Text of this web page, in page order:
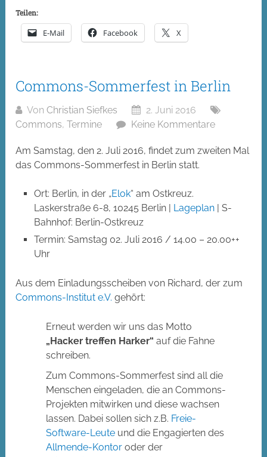
Teilen:
E-Mail Facebook X
Commons-Sommerfest in Berlin
VonChristian Siefkes
2. Juni 2016
Commons,Termine Keine Kommentare
Am Samstag, den 2. Juli 2016, findet zum zweiten Mal
das Commons-Sommerfest in Berlin statt.
Ort: Berlin, in der „Elok“ am Ostkreuz.
Laskerstraße 6-8, 10245 Berlin | Lageplan| S-
Bahnhof: Berlin-Ostkreuz
Termin: Samstag 02. Juli 2016 / 14.00 – 20.00++
Uhr
Aus dem Einladungsscheiben von Richard, der zum
Commons-Institut e.V. gehört:
Erneut werden wir uns das Motto
„Hacker treffen Harker“ auf die Fahne
schreiben.
Zum Commons-Sommerfest sind all die
Menschen eingeladen, die an Commons-
Projekten mitwirken und diese wachsen
lassen. Dabei sollen sich z.B. Freie-
Software-Leute und die Engagierten des
Allmende-Kontor oder der